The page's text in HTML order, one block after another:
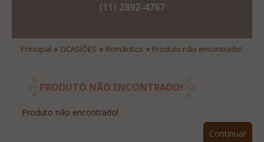
Lista De Desejos
Minha Conta
Site Institucional
Lista De Desejos
(11) 2892-4767
Principal » OCASIÕES » Romântico » Produto não encontrado!
PRODUTO NÃO ENCONTRADO!
Produto não encontrado!
Continuar